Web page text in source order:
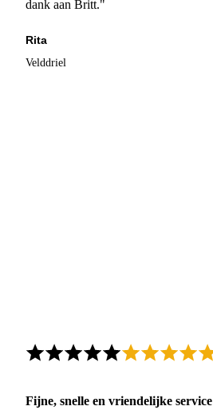
dank aan Britt."
Rita
Velddriel
Fijne, snelle en vriendelijke service